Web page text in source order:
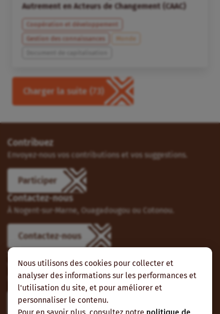
Nous utilisons des cookies pour collecter et
analyser des informations sur les performances et
l'utilisation du site, et pour améliorer et
personnaliser le contenu.
Autrement en Acteurs de Changement (CAAC)
Coopération et développement
Gestion des connaissances
Monde
Charger la suite (73)
Contribuez
Envoyez-nous vos contributions et vos suggestions.
Participer
Contactez-nous
À Nogent-sur-Marne, Ouagadougou ou Cotonou.
Contactez-nous
Suivez-nous
Vous pouvez aussi vous abonner à nos flux RSS et nous
suivre sur les réseaux sociaux.